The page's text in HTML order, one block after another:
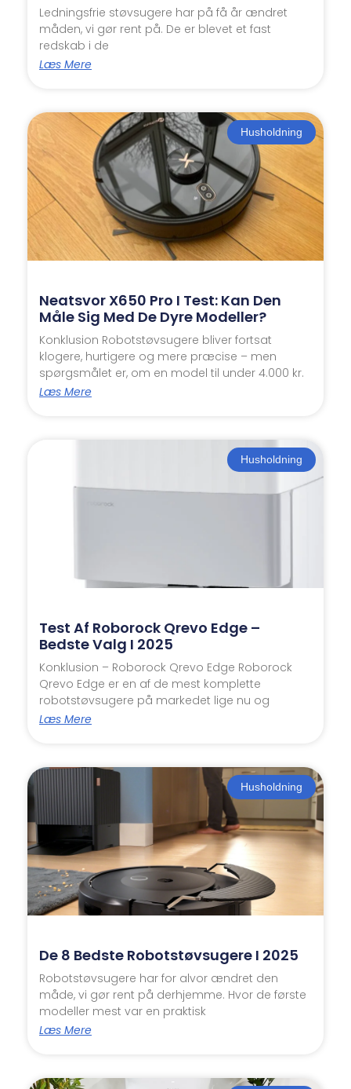
Ledningsfrie støvsugere har på få år ændret
måden, vi gør rent på. De er blevet et fast
redskab i de
Læs Mere
Husholdning
Neatsvor X650 Pro I Test: Kan Den
Måle Sig Med De Dyre Modeller?
Konklusion Robotstøvsugere bliver fortsat
klogere, hurtigere og mere præcise – men
spørgsmålet er, om en model til under 4.000 kr.
Læs Mere
Husholdning
Test Af Roborock Qrevo Edge –
Bedste Valg I 2025
Konklusion – Roborock Qrevo Edge Roborock
Qrevo Edge er en af de mest komplette
robotstøvsugere på markedet lige nu og
Læs Mere
Husholdning
De 8 Bedste Robotstøvsugere I 2025
Robotstøvsugere har for alvor ændret den
måde, vi gør rent på derhjemme. Hvor de første
modeller mest var en praktisk
Læs Mere